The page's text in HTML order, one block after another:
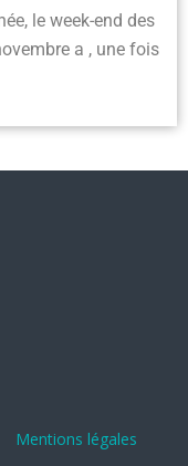
le week-end des
a , une fois
Mentions légales